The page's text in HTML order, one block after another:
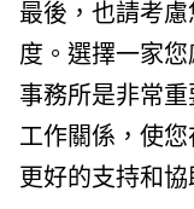
最後，也請考
度。選擇一家
事務所是非常
工作關係，使
更好的支持和協